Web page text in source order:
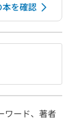
を確認
ワード、著者